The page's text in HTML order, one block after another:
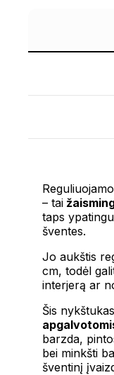
– tai
taps
šventes.
Jo aukštis
cm, todėl
interjerą ar
Šis
barzda,
bei minkšti
šventinį